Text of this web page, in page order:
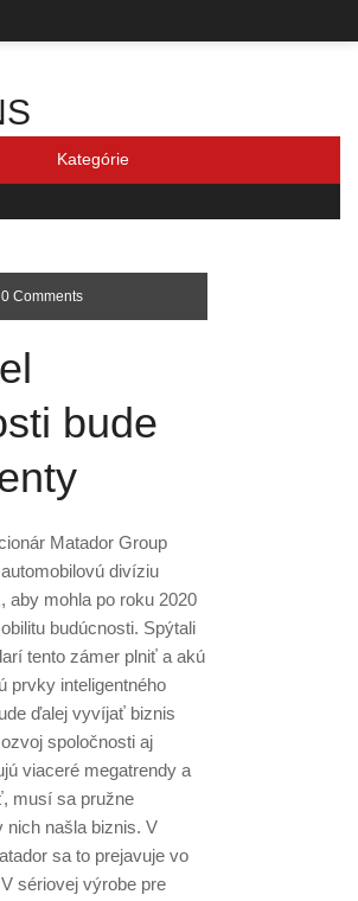
Kategórie
0 Comments
bude
Matador Group
divíziu
aby mohla po roku 2020
budúcnosti. Spýtali
tento zámer plniť a akú
prvky inteligentného
ďalej vyvíjať biznis
spoločnosti aj
viaceré megatrendy a
musí sa pružne
nich našla biznis. V
sa to prejavuje vo
sériovej výrobe pre